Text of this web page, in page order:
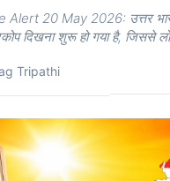
Alert 20 May 2026: उत्तर
दिखना शुरू हो गया है, जिससे
Tripathi